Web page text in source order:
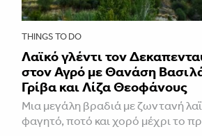
THINGS TO DO
Λαϊκό γλέντι τον
στον Αγρό με Θανάση
Γρίβα και Λίζα Θεοφάνους
Μια μεγάλη βραδιά με ζωντανή
φαγητό, ποτό και χορό μέχρι το